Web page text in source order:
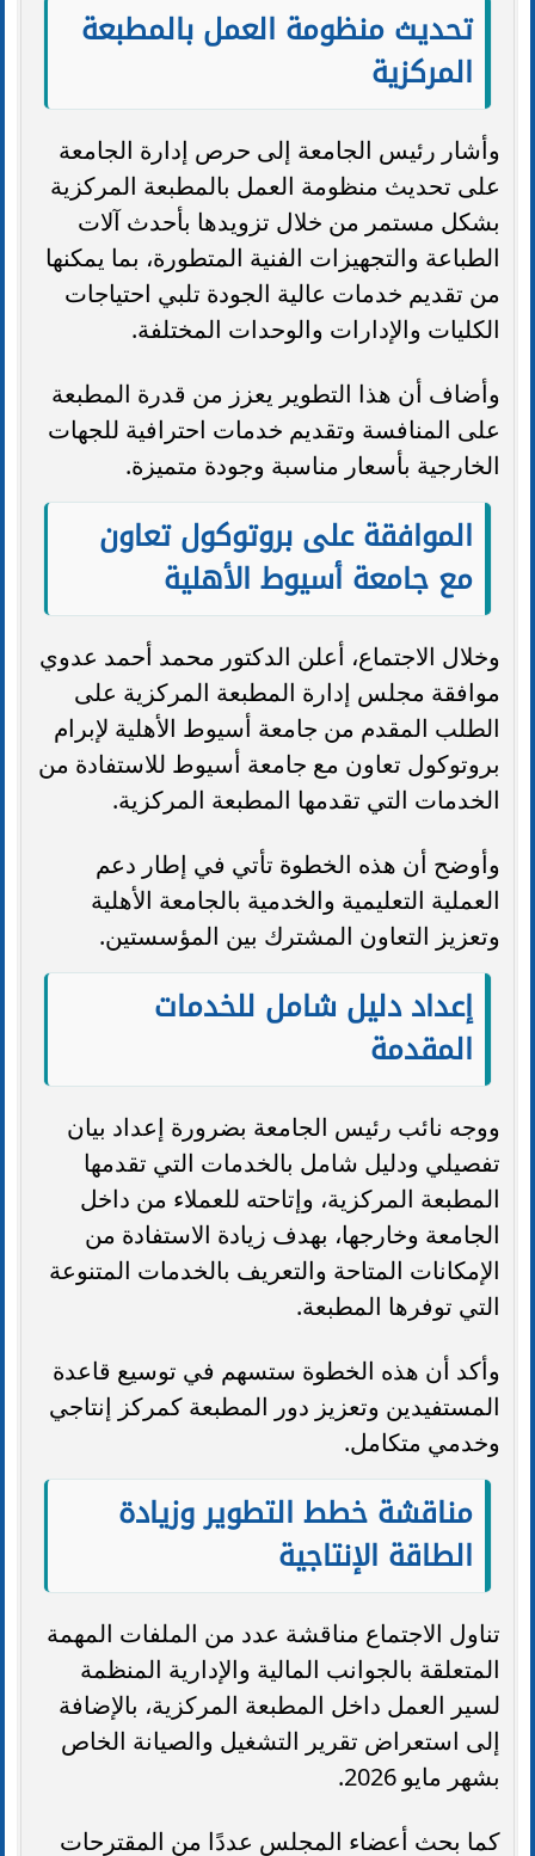
تحديث منظومة العمل بالمطبعة
المركزية
وأشار رئيس الجامعة إلى حرص إدارة الجامعة
على تحديث منظومة العمل بالمطبعة المركزية
بشكل مستمر من خلال تزويدها بأحدث آلات
الطباعة والتجهيزات الفنية المتطورة، بما يمكنها
من تقديم خدمات عالية الجودة تلبي احتياجات
الكليات والإدارات والوحدات المختلفة.
وأضاف أن هذا التطوير يعزز من قدرة المطبعة
على المنافسة وتقديم خدمات احترافية للجهات
الخارجية بأسعار مناسبة وجودة متميزة.
الموافقة على بروتوكول تعاون
مع جامعة أسيوط الأهلية
وخلال الاجتماع، أعلن الدكتور محمد أحمد عدوي
موافقة مجلس إدارة المطبعة المركزية على
الطلب المقدم من جامعة أسيوط الأهلية لإبرام
بروتوكول تعاون مع جامعة أسيوط للاستفادة من
الخدمات التي تقدمها المطبعة المركزية.
وأوضح أن هذه الخطوة تأتي في إطار دعم
العملية التعليمية والخدمية بالجامعة الأهلية
وتعزيز التعاون المشترك بين المؤسستين.
إعداد دليل شامل للخدمات
المقدمة
ووجه نائب رئيس الجامعة بضرورة إعداد بيان
تفصيلي ودليل شامل بالخدمات التي تقدمها
المطبعة المركزية، وإتاحته للعملاء من داخل
الجامعة وخارجها، بهدف زيادة الاستفادة من
الإمكانات المتاحة والتعريف بالخدمات المتنوعة
التي توفرها المطبعة.
وأكد أن هذه الخطوة ستسهم في توسيع قاعدة
المستفيدين وتعزيز دور المطبعة كمركز إنتاجي
وخدمي متكامل.
مناقشة خطط التطوير وزيادة
الطاقة الإنتاجية
تناول الاجتماع مناقشة عدد من الملفات المهمة
المتعلقة بالجوانب المالية والإدارية المنظمة
لسير العمل داخل المطبعة المركزية، بالإضافة
إلى استعراض تقرير التشغيل والصيانة الخاص
بشهر مايو 2026.
كما بحث أعضاء المجلس عددًا من المقترحات